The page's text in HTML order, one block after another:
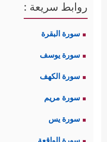
روابط سريعة :
سورة البقرة
سورة يوسف
سورة الكهف
سورة مريم
سورة يس
سورة الواقعة